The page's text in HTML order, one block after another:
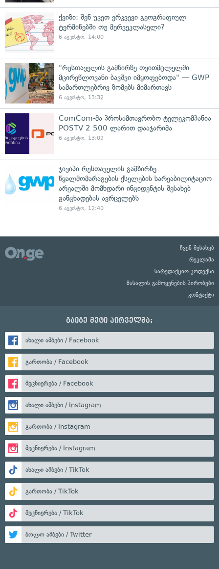
ქვიზი: შენ უკეთ ერკვევი გეოგრაფიულ
ტერმინებში თუ მერვეკლასელი?
6 აგვისტო, 14:00
"რუსთაველის გამზირზე თვითმცლელში
მცირეწლოვანი ბავშვი იმყოფებოდა" — GWP
სამართლებრივ ზომებს მიმართავს
6 აგვისტო, 13:32
ComCom-მა პროსამთავრობო ტელეკომპანია
POSTV 2 500 ლარით დააჯარიმა
6 აგვისტო, 13:02
ჯივიპი რუსთაველის გამზირზე
წყალმომარაგების ქსელების სარეაბილიტაციო
არეალში მომხდარი ინციდენტის შესახებ
განცხადებას ავრცელებს
6 აგვისტო, 12:40
ჩვენ შესახებ
რეკლამა
სარედაქციო კოდექსი
მასალის გამოყენების პირობები
კონტაქტი
გაიგე მეტი პირველმა:
ახალი ამბები / Facebook
გართობა / Facebook
მეცნიერება / Facebook
ახალი ამბები / Instagram
გართობა / Instagram
მეცნიერება / Instagram
ახალი ამბები / TikTok
გართობა / TikTok
მეცნიერება / TikTok
ბოლო ამბები / Twitter